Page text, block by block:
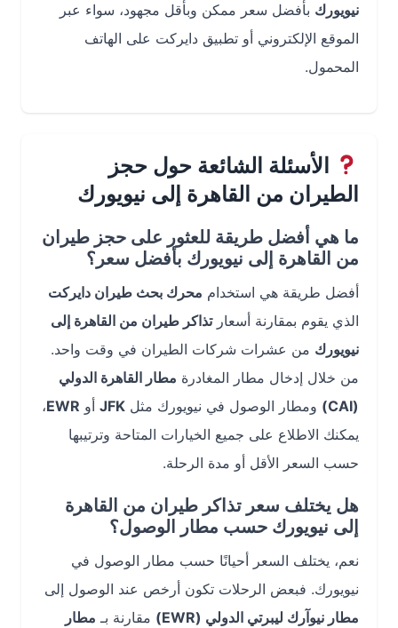
نيويوركبأفضل سعر ممكن وبأقل مجهود، سواء عبر
الموقع الإلكتروني أو تطبيق دايركت على الهاتف
المحمول.
الأسئلة الشائعة حول حجز
الطيران من القاهرة إلى نيويورك
ما هي أفضل طريقة للعثور على حجز طيران
من القاهرة إلى نيويورك بأفضل سعر؟
أفضل طريقة هي استخداممحرك بحث طيران دايركت
الذي يقوم بمقارنة أسعارتذاكر طيران من القاهرة إلى
نيويوركمن عشرات شركات الطيران في وقت واحد.
من خلال إدخال مطار المغادرةمطار القاهرة الدولي
ومطار الوصول في نيويورك مثلJFK أوEWR ،
يمكنك الاطلاع على جميع الخيارات المتاحة وترتيبها
حسب السعر الأقل أو مدة الرحلة.
هل يختلف سعر تذاكر طيران من القاهرة
إلى نيويورك حسب مطار الوصول؟
نعم، يختلف السعر أحيانًا حسب مطار الوصول في
نيويورك. فبعض الرحلات تكون أرخص عند الوصول إلى
مطار نيوآرك ليبرتي الدولي (EWR)
مقارنة بـمطار